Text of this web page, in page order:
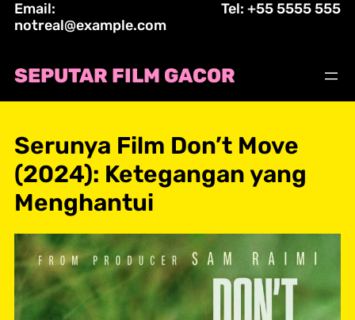
Skip
to
Email:
notreal@example.com
Tel: +55 5555 555
SEPUTAR FILM GACOR
Serunya Film Don’t Move
(2024): Ketegangan yang
Menghantui